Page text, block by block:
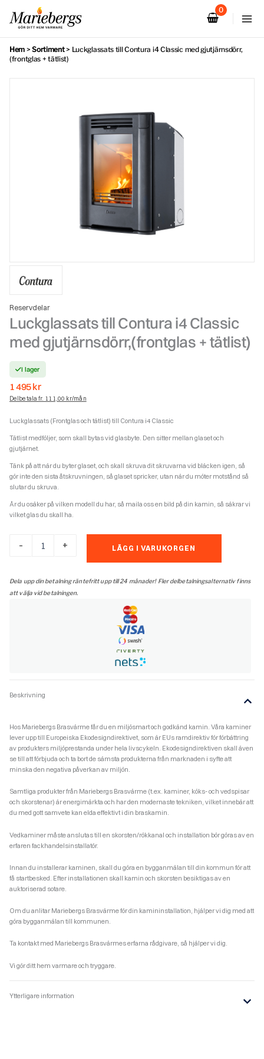
innehåll
Hem >Sortiment> Luckglassats till Contura i4 Classic med gjutjärnsdörr,
(frontglas + tätlist)
Reservdelar
Luckglassats till Contura i4 Classic
med gjutjärnsdörr,(frontglas + tätlist)
I lager
1 495kr
Delbetala fr. 111,00 kr/mån
Luckglassats (Frontglas och tätlist) till Contura i4 Classic
Tätlist medföljer, som skall bytas vid glasbyte. Den sitter mellan glaset och
gjutjärnet.
Tänk på att när du byter glaset, och skall skruva dit skruvarna vid bläcken igen, så
gör inte den sista åtskruvningen, så glaset spricker, utan när du möter motstånd så
slutar du skruva.
Är du osäker på vilken modell du har, så maila oss en bild på din kamin, så säkrar vi
vilket glas du skall ha.
-
Classic
med
+ LÄGG I VARUKORGEN
Dela upp din betalning räntefritt upp till 24 månader! Fler delbetalningsalternativ finns
att välja vid betalningen.
Beskrivning
Hos Mariebergs Brasvärme får du en miljösmart och godkänd kamin. Våra kaminer
lever upp till Europeiska Ekodesigndirektivet, som är EUs ramdirektiv för förbättring
av produkters miljöprestanda under hela livscykeln. Ekodesigndirektiven skall även
se till att förbjuda och ta bort de sämsta produkterna från marknaden i syfte att
minska den negativa påverkan av miljön.
Samtliga produkter från Mariebergs Brasvärme (t.ex. kaminer, köks- och vedspisar
och skorstenar) är energimärkta och har den modernaste tekniken, vilket innebär att
du med gott samvete kan elda effektivt i din braskamin.
Vedkaminer måste anslutas till en skorsten/rökkanal och installation bör göras av en
erfaren fackhandelsinstallatör.
Innan du installerar kaminen, skall du göra en bygganmälan till din kommun för att
få startbesked. Efter installationen skall kamin och skorsten besiktigas av en
auktoriserad sotare.
Om du anlitar Mariebergs Brasvärme för din kamininstallation, hjälper vi dig med att
göra bygganmälan till kommunen.
Ta kontakt med Mariebergs Brasvärmes erfarna rådgivare, så hjälper vi dig.
Vi gör ditt hem varmare och tryggare.
Ytterligare information